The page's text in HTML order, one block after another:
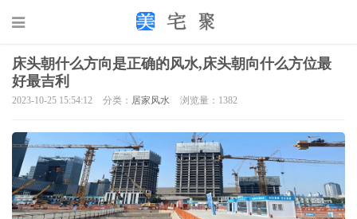
床头朝什么方向是正确的风水,床头朝向什么方位最
好最吉利
2023-10-25 15:54:12 分类： 居家风水 浏览量：1382